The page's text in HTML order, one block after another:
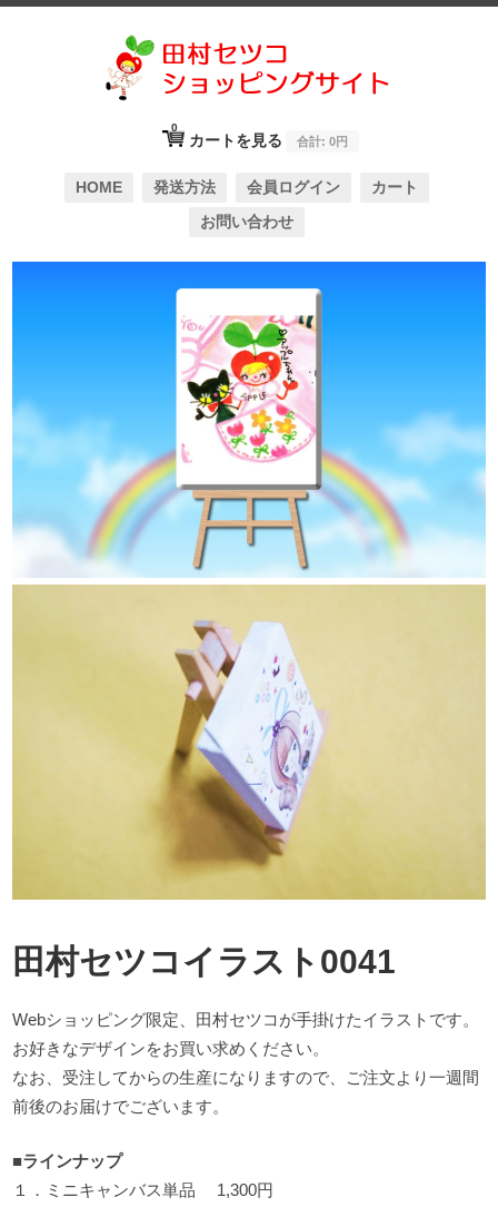
カートを見る
0
合計: 0円
HOME 発送方法 会員ログイン カート
お問い合わせ
田村セツコイラスト0041
Webショッピング限定、田村セツコが手掛けたイラストです。
お好きなデザインをお買い求めください。
なお、受注してからの生産になりますので、ご注文より一週間
前後のお届けでございます。
■ラインナップ
１．ミニキャンバス単品 1,300円